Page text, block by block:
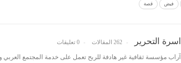
فيض قصة
اسرة التحرير 262 المقالات 0 تعليقات
آراب مؤسسة ثقافية غير هادفة للربح تعمل على خدمة المجتمع العربي و